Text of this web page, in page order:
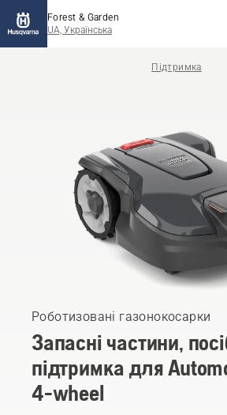
Forest & Garden
UA, Українська
Підтримка
Роботизовані газонокосарки
Запасні частини,
підтримка для
4-wheel